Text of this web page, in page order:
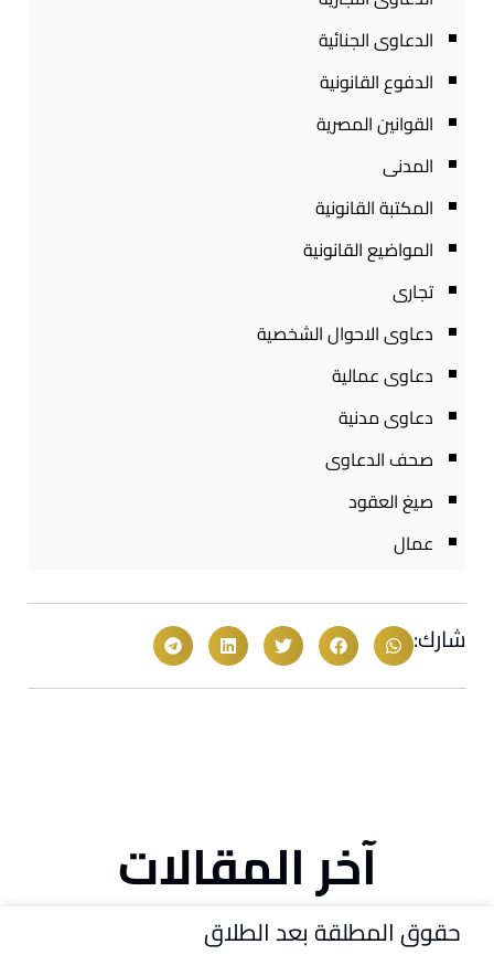
الدعاوى الجنائية
الدفوع القانونية
القوانين المصرية
المدنى
المكتبة القانونية
المواضيع القانونية
تجارى
دعاوى الاحوال الشخصية
دعاوى عمالية
دعاوى مدنية
صحف الدعاوى
صيغ العقود
عمال
شارك:
آخر المقالات
حقوق المطلقة بعد الطلاق